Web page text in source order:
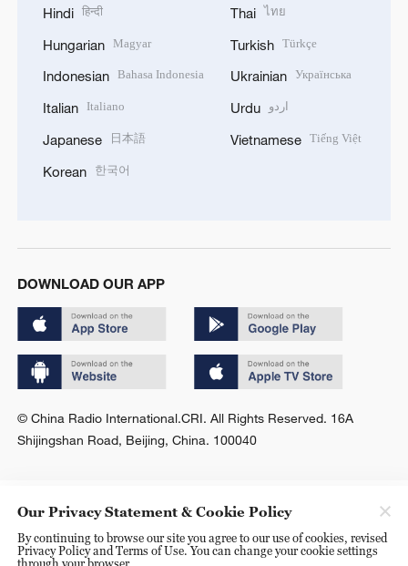
Hindi हिन्दी
Hungarian Magyar
Indonesian Bahasa Indonesia
Italian Italiano
Japanese 日本語
Korean 한국어
Thai ไทย
Turkish Türkçe
Ukrainian Українська
Urdu اردو
Vietnamese Tiếng Việt
DOWNLOAD OUR APP
© China Radio International.CRI. All Rights Reserved. 16A
Shijingshan Road, Beijing, China. 100040
Our Privacy Statement & Cookie Policy
By continuing to browse our site you agree to our use of cookies, revised
Privacy Policy and Terms of Use. You can change your cookie settings
through your browser.